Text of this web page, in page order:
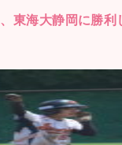
東海大静岡に勝利